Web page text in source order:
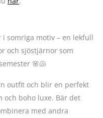
somriga motiv – en lekfull
och sjöstjärnor som
🌸🐚
outfit och blir en perfekt
och boho luxe. Bär det
med andra